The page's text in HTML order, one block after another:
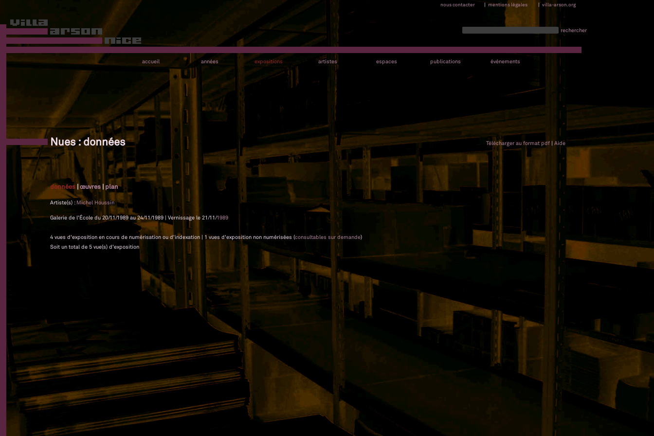
nous contacter | mentions légales | villa-arson.org
rechercher
accueil années expositions artistes espaces publications événements
Nues : données Télécharger au format pdf | Aide
données |œuvres | plan
Artiste(s) : Michel Houssin
Galerie de l'École du 20/11/1989 au 24/11/1989 | Vernissage le 21/11/1989
4 vues d'exposition en cours de numérisation ou d'indexation | 1 vues d'exposition non numérisées (consultables sur demande)
Soit un total de 5 vue(s) d'exposition